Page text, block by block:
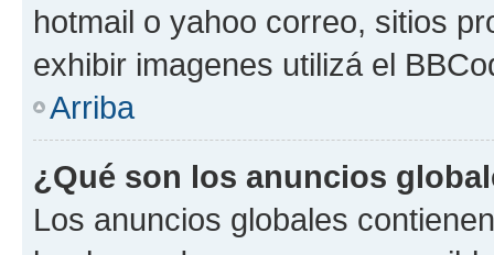
hotmail o yahoo correo, sitios
exhibir imagenes utilizá el
Arriba
¿Qué son los anuncios
Los anuncios globales